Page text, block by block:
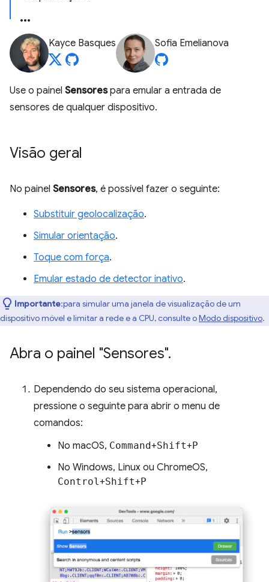
Kayce Basques Sofia Emelianova
Use o painel Sensorespara emular a entrada de
sensores de qualquer dispositivo.
Visão geral
No painel Sensores, é possível fazer o seguinte:
Substituir geolocalização.
Simular orientação.
Toque com força.
Emular estado de detector inativo.
Importante:para simular uma janela de visualização de um
dispositivo móvel e limitar a rede e a CPU, consulte oModo dispositivo.
Abra o painel "Sensores".
Dependendo do seu sistema operacional,
pressione o seguinte para abrir o menu de
comandos:
No macOS, Command+Shift+P
No Windows, Linux ou ChromeOS,
Control+Shift+P